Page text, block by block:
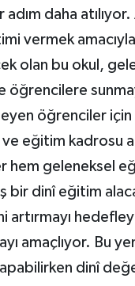
daha
vermek
olan bu okul,
öğrenciler
eğitim kadrosu
hem geleneksel
bir dinî eğitim
artırmayı
amaçlıyor. Bu
dinî